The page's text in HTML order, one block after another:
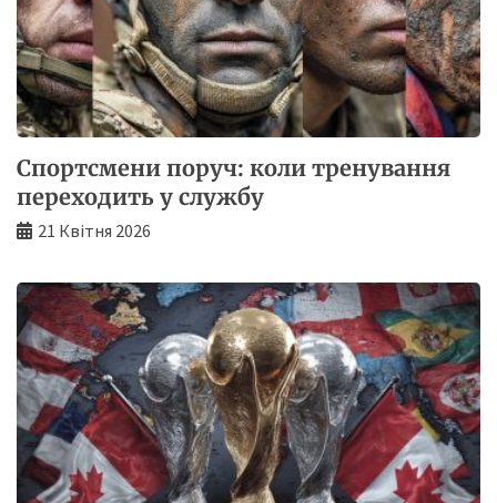
Спортсмени поруч: коли тренування
переходить у службу
21 Квітня 2026